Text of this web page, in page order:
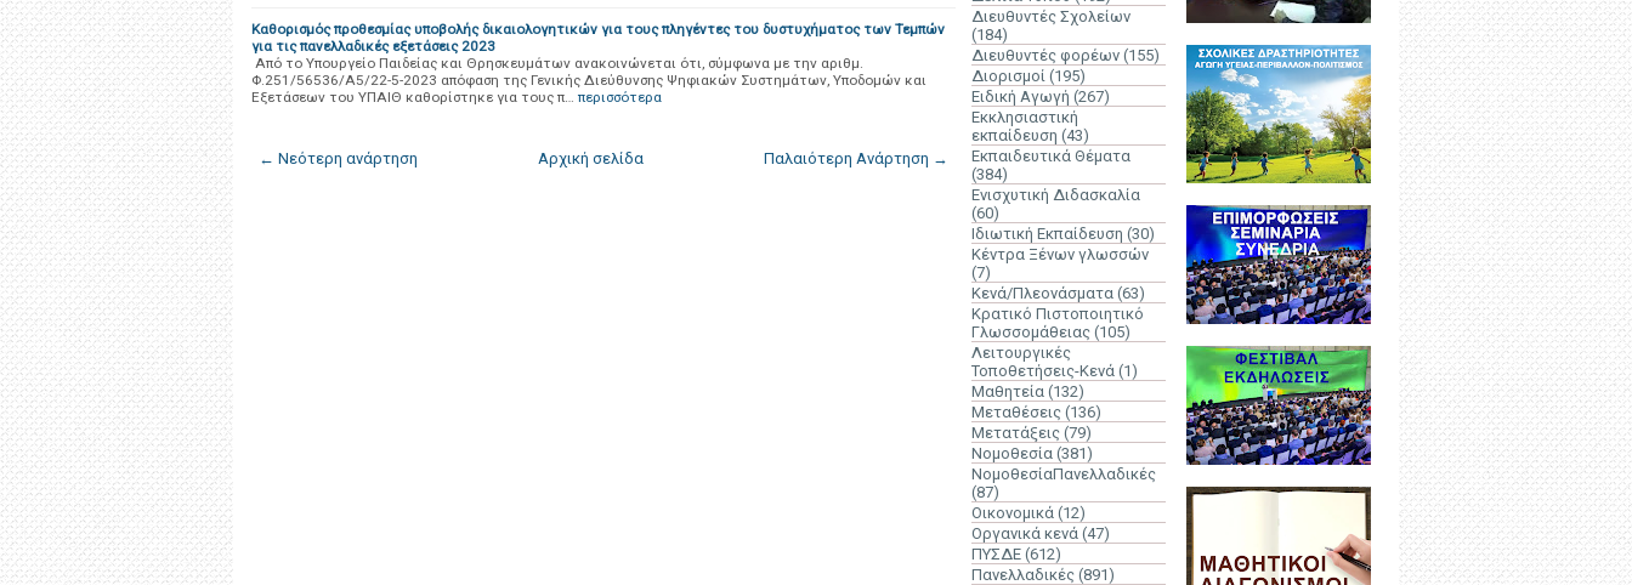
Καθορισμός προθεσμίας υποβολής δικαιολογητικών για τους πληγέντες του δυστυχήματος των Τεμπών
για τις πανελλαδικές εξετάσεις 2023
Από το Υπουργείο Παιδείας και Θρησκευμάτων ανακοινώνεται ότι, σύμφωνα με την αριθμ.
Φ.251/56536/Α5/22-5-2023 απόφαση της Γενικής Διεύθυνσης Ψηφιακών Συστημάτων, Υποδομών και
Εξετάσεων του ΥΠΑΙΘ καθορίστηκε για τους π… περισσότερα
← Νεότερη ανάρτηση Παλαιότερη Ανάρτηση →
Αρχική σελίδα
Διευθυντές Σχολείων
(184)
Διευθυντές φορέων (155)
Διορισμοί (195)
Ειδική Αγωγή (267)
Εκκλησιαστική
εκπαίδευση (43)
Εκπαιδευτικά Θέματα
(384)
Ενισχυτική Διδασκαλία
(60)
Ιδιωτική Εκπαίδευση (30)
Κέντρα Ξένων γλωσσών
(7)
Κενά/Πλεονάσματα (63)
Κρατικό Πιστοποιητικό
Γλωσσομάθειας (105)
Λειτουργικές
Τοποθετήσεις-Κενά (1)
Μαθητεία (132)
Μεταθέσεις (136)
Μετατάξεις (79)
Νομοθεσία (381)
ΝομοθεσίαΠανελλαδικές
(87)
Οικονομικά (12)
Οργανικά κενά (47)
ΠΥΣΔΕ (612)
Πανελλαδικές (891)